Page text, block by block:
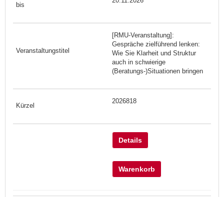
[RMU-Veranstaltung]:
Gespräche zielführend lenken:
Wie Sie Klarheit und Struktur
auch in schwierige
(Beratungs-)Situationen bringen
2026818
Details
Warenkorb